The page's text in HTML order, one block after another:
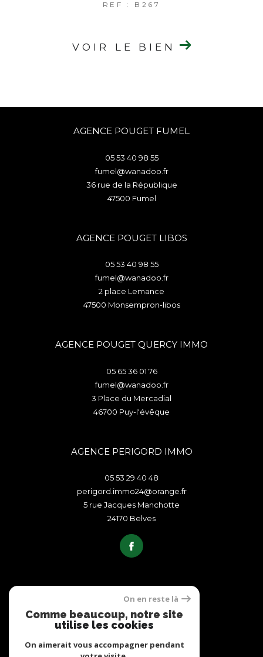
REF : B267
VOIR LE BIEN
AGENCE POUGET FUMEL
05 53 40 98 55
fumel@wanadoo.fr
36 rue de la République
47500
fumel
AGENCE POUGET LIBOS
05 53 40 98 55
fumel@wanadoo.fr
2 place Lemance
47500
monsempron-libos
AGENCE POUGET QUERCY IMMO
05 65 36 01 76
fumel@wanadoo.fr
3 Place du Mercadial
46700
puy-l'évêque
AGENCE PERIGORD IMMO
05 53 29 40 48
perigord.immo24@orange.fr
5 rue Jacques Manchotte
24170
belves
ADHÉRENTS
On en reste là
Comme beaucoup, notre site
utilise les cookies
On aimerait vous accompagner pendant